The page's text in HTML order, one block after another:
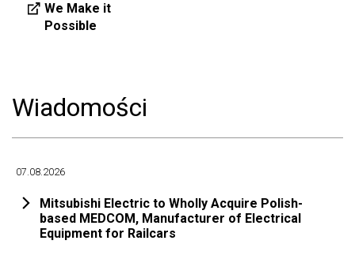
We Make it
Possible
Wiadomości
07.08.2026
Mitsubishi Electric to Wholly Acquire Polish-
based MEDCOM, Manufacturer of Electrical
Equipment for Railcars